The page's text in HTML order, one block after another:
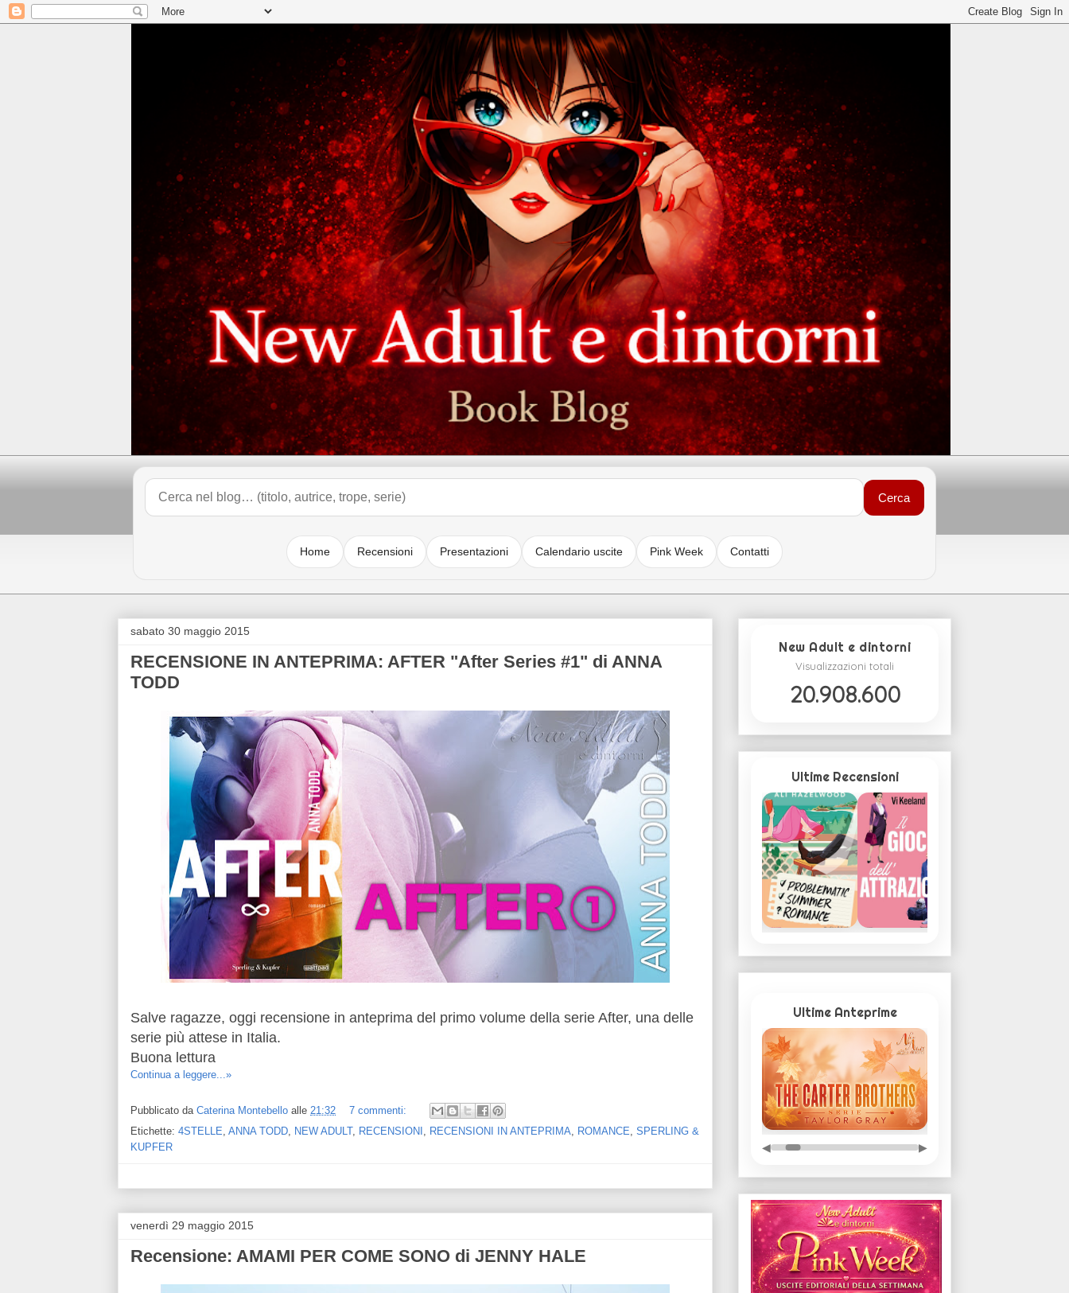
Cerca
Home Recensioni Presentazioni Calendario uscite Pink Week Contatti
sabato 30 maggio 2015
RECENSIONE IN ANTEPRIMA: AFTER "After Series #1" di ANNA
TODD
Salve ragazze, oggi recensione in anteprima del primo volume della serie After, una delle
serie più attese in Italia.
Buona lettura
Continua a leggere...»
Pubblicato da Caterina Montebello alle 21:32
7 commenti:
Etichette: 4STELLE, ANNA TODD, NEW ADULT, RECENSIONI , RECENSIONI IN ANTEPRIMA, ROMANCE, SPERLING &
KUPFER
venerdì 29 maggio 2015
Recensione: AMAMI PER COME SONO di JENNY HALE
New Adult e dintorni
Visualizzazioni totali
20.908.600
Ultime Recensioni
Ultime Anteprime
◀ ▶